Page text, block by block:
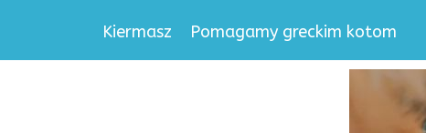
Kiermasz Pomagamy greckim kotom